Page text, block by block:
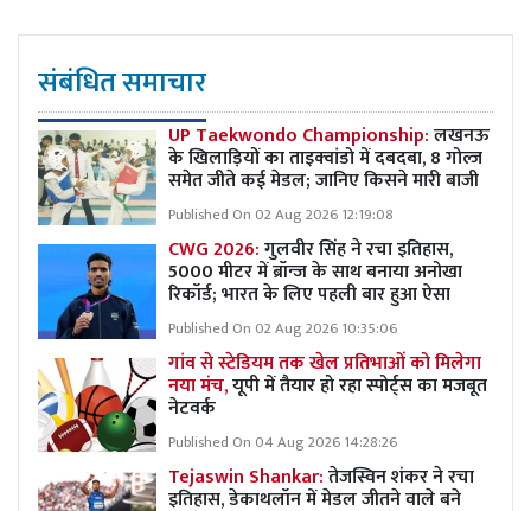
संबंधित समाचार
UP Taekwondo Championship:लखनऊ
के खिलाड़ियों का ताइक्वांडो में दबदबा, 8 गोल्ज
समेत जीते कई मेडल; जानिए किसने मारी बाजी
Published On 02 Aug 2026 12:19:08
CWG 2026:गुलवीर सिंह ने रचा इतिहास,
5000 मीटर में ब्रॉन्ज के साथ बनाया अनोखा
रिकॉर्ड; भारत के लिए पहली बार हुआ ऐसा
Published On 02 Aug 2026 10:35:06
गांव से स्टेडियम तक खेल प्रतिभाओं को मिलेगा
नया मंच,यूपी में तैयार हो रहा स्पोर्ट्स का मजबूत
नेटवर्क
Published On 04 Aug 2026 14:28:26
Tejaswin Shankar:तेजस्विन शंकर ने रचा
इतिहास, डेकाथलॉन में मेडल जीतने वाले बने